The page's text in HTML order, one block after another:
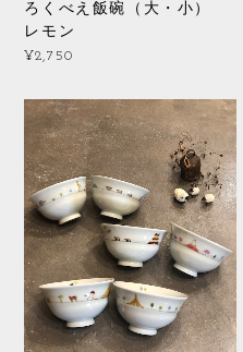
ろくべえ飯碗（大・小）
レモン
¥2,750